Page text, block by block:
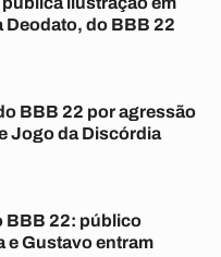
Deodato, do BBB 22
BBB 22 por agressão
Jogo da Discórdia
BBB 22: público
e Gustavo entram